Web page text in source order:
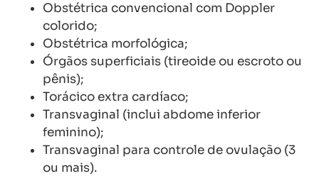
Obstétrica convencional com Doppler
colorido;
Obstétrica morfológica;
Órgãos superficiais (tireoide ou escroto ou
pênis);
Torácico extra cardíaco;
Transvaginal (inclui abdome inferior
feminino);
Transvaginal para controle de ovulação (3
ou mais).